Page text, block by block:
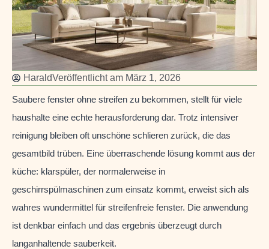
HaraldVeröffentlicht am März 1, 2026
Saubere fenster ohne streifen zu bekommen, stellt für viele
haushalte eine echte herausforderung dar. Trotz intensiver
reinigung bleiben oft unschöne schlieren zurück, die das
gesamtbild trüben. Eine überraschende lösung kommt aus der
küche: klarspüler, der normalerweise in
geschirrspülmaschinen zum einsatz kommt, erweist sich als
wahres wundermittel für streifenfreie fenster. Die anwendung
ist denkbar einfach und das ergebnis überzeugt durch
langanhaltende sauberkeit.